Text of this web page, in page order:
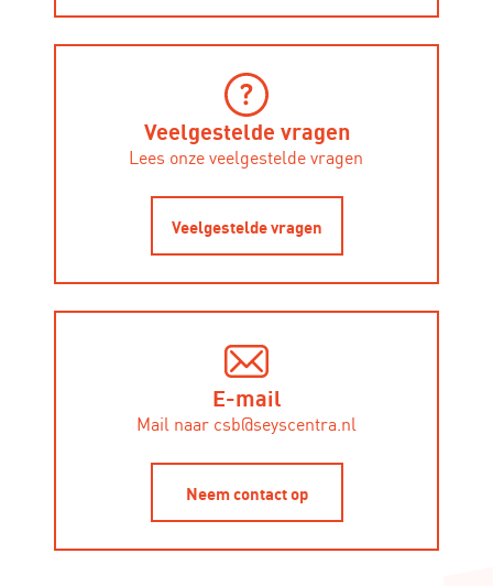
Veelgestelde vragen
Lees onze veelgestelde vragen
Veelgestelde vragen
E-mail
Mail naar csb@seyscentra.nl
Neem contact op